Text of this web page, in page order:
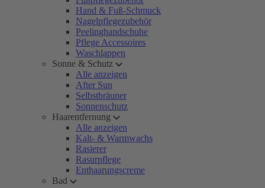
Hand & Fuß-Schmuck
Nagelpflegezubehör
Peelinghandschuhe
Pflege Accessoires
Waschlappen
Sonne & Schutz
Alle anzeigen
After Sun
Selbstbräuner
Sonnenschutz
Haarentfernung
Alle anzeigen
Kalt- & Warmwachs
Rasierer
Rasurpflege
Enthaarungscreme
Bad